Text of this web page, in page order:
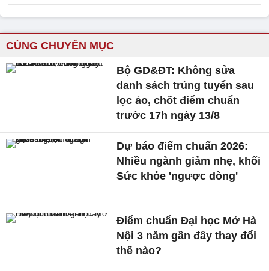
CÙNG CHUYÊN MỤC
Bộ GD&ĐT: Không sửa
danh sách trúng tuyển sau
lọc ảo, chốt điểm chuẩn
trước 17h ngày 13/8
Dự báo điểm chuẩn 2026:
Nhiều ngành giảm nhẹ, khối
Sức khỏe 'ngược dòng'
Điểm chuẩn Đại học Mở Hà
Nội 3 năm gần đây thay đổi
thế nào?